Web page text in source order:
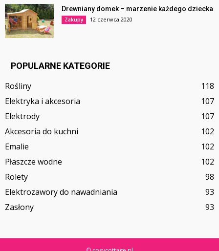
Drewniany domek – marzenie każdego dziecka
Zakupy 12 czerwca 2020
POPULARNE KATEGORIE
Rośliny
118
Elektryka i akcesoria
107
Elektrody
107
Akcesoria do kuchni
102
Emalie
102
Płaszcze wodne
102
Rolety
98
Elektrozawory do nawadniania
93
Zasłony
93